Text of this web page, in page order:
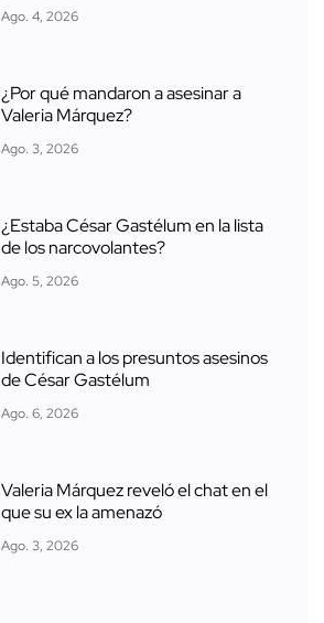
Ago. 4, 2026
¿Por qué mandaron a asesinar a
Valeria Márquez?
Ago. 3, 2026
¿Estaba César Gastélum en la lista
de los narcovolantes?
Ago. 5, 2026
Identifican a los presuntos asesinos
de César Gastélum
Ago. 6, 2026
Valeria Márquez reveló el chat en el
que su ex la amenazó
Ago. 3, 2026